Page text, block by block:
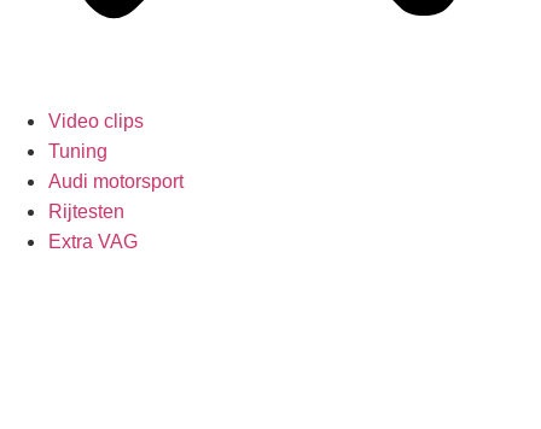
Video clips
Tuning
Audi motorsport
Rijtesten
Extra VAG